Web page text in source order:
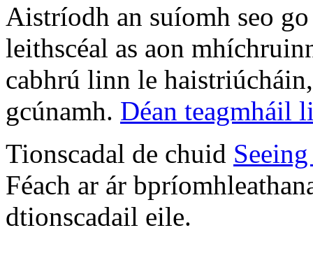
Aistríodh an suíomh seo
leithscéal as aon
cabhrú linn le
gcúnamh. Déan teagmháil
Tionscadal de chuid
Féach ar ár
dtionscadail eile.